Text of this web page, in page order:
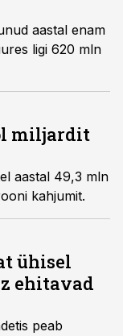
aastal enam
ligi 620 mln
miljardit
aastal 49,3 mln
kahjumit.
ühisel
ehitavad
peab